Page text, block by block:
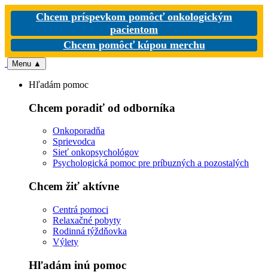
Chcem príspevkom pomôcť onkologickým
pacientom
Chcem pomôcť kúpou merchu
Menu ▲
Hľadám pomoc
Chcem poradiť od odborníka
Onkoporadňa
Sprievodca
Sieť onkopsychológov
Psychologická pomoc pre príbuzných a pozostalých
Chcem žiť aktívne
Centrá pomoci
Relaxačné pobyty
Rodinná týždňovka
Výlety
Hľadám inú pomoc